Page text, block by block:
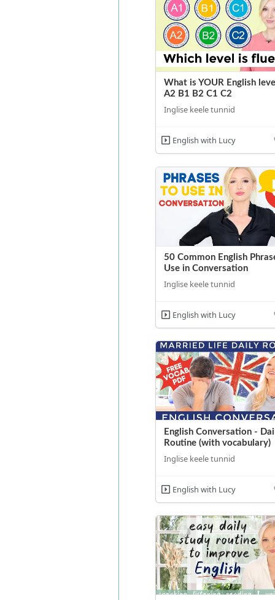
What is YOUR English
A2 B1 B2 C1 C2
Inglise keele tunnid
English with Lucy
50 Common English
Use in Conversation
Inglise keele tunnid
English with Lucy
English Conversation -
Routine (with vocabulary)
Inglise keele tunnid
English with Lucy